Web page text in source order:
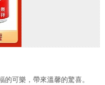
可樂，帶來溫馨的驚喜。